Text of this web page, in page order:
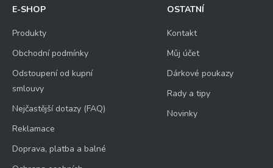
E-SHOP
Produkty
Obchodní podmínky
Odstoupení od kupní
smlouvy
Nejčastější dotazy (FAQ)
Reklamace
Doprava, platba a balné
OSTATNÍ
Kontakt
Můj účet
Dárkové poukazy
Rady a tipy
Novinky